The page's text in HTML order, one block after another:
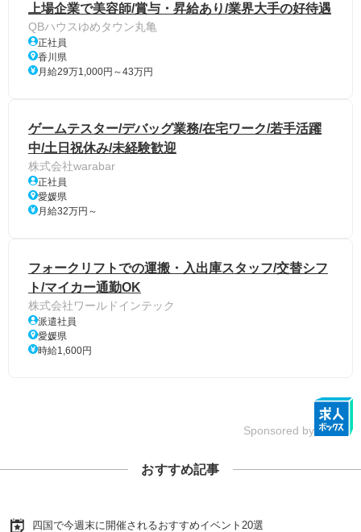
上場企業で美容師/賞与・昇給あり/業界大手の好待遇
QBハウスゆめタウン丸亀
正社員
香川県
月給29万1,000円～43万円
ゲームテスター/デバッグ業務/在宅ワーク/若手活躍
中/土日祝休み/未経験歓迎
株式会社warabar
正社員
愛媛県
月給32万円～
フォークリフトでの運搬・入出庫スタッフ/交替シフ
ト/マイカー通勤OK
株式会社ワールドインテック
派遣社員
愛媛県
時給1,600円
Sponsored by
おすすめ記事
四国で今週末に開催されるおすすめイベント20選